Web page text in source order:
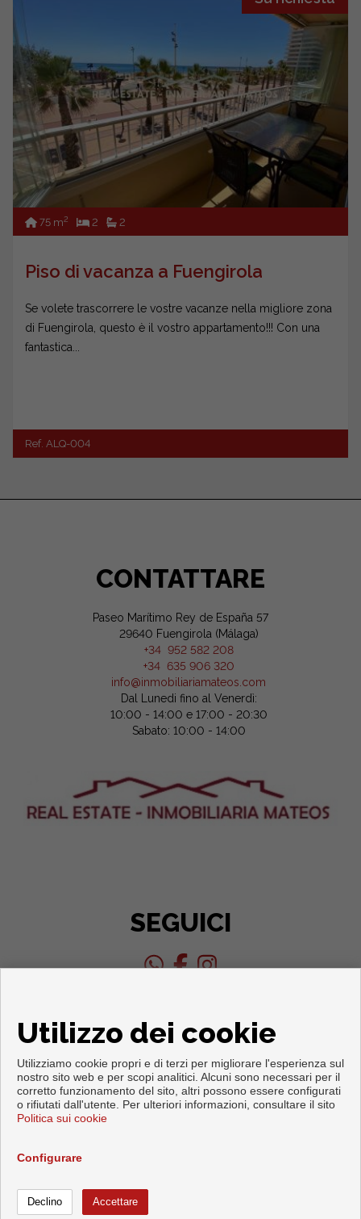
75 m2 2 2
Piso di vacanza a Fuengirola
Se volete trascorrere le vostre vacanze nella migliore zona
di Fuengirola, questo è il vostro appartamento!!! Con una
fantastica...
Ref. ALQ-004
CONTATTARE
Paseo Marítimo Rey de España 57
29640 Fuengirola (Málaga)
+34 952 582 208
+34 635 906 320
info@inmobiliariamateos.com
Dal Lunedi fino al Venerdì:
10:00 - 14:00 e 17:00 - 20:30
Sabato: 10:00 - 14:00
SEGUICI
Copyright © 2026. Tutte le diritti riservate.
Info legali|Protezione dei dati politica
Utilizzo dei cookie
Utilizziamo cookie propri e di terzi per migliorare l'esperienza sul
nostro sito web e per scopi analitici. Alcuni sono necessari per il
corretto funzionamento del sito, altri possono essere configurati
o rifiutati dall'utente. Per ulteriori informazioni, consultare il sito
Politica sui cookie
Configurare